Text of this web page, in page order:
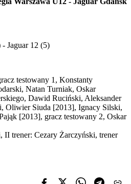
- Jaguar 12 (5)
testowany 1, Konstanty
Natan Turniak, Oskar
Dawid Ruciński, Aleksander
Oliwier Siuda [2013], Ignacy Silski,
[2013], gracz testowany 2, Oskar
II trener: Cezary Żarczyński, trener